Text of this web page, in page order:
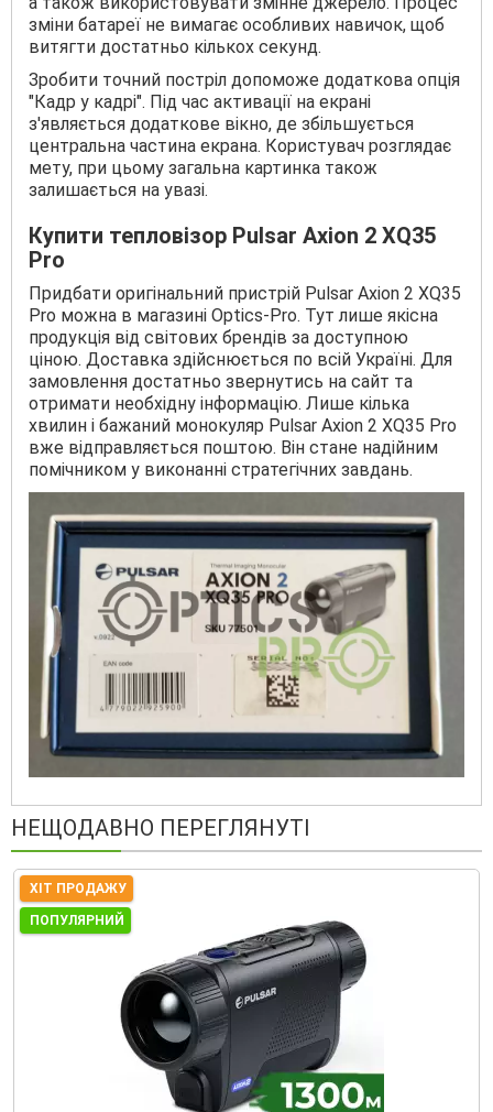
зміни батареї не вимагає особливих навичок, щоб
витягти достатньо кількох секунд.
Зробити точний постріл допоможе додаткова опція
"Кадр у кадрі". Під час активації на екрані
з'являється додаткове вікно, де збільшується
центральна частина екрана. Користувач розглядає
мету, при цьому загальна картинка також
залишається на увазі.
Купити тепловізор Pulsar Axion 2 XQ35
Pro
Придбати оригінальний пристрій Pulsar Axion 2 XQ35
Pro можна в магазині Optics-Pro. Тут лише якісна
продукція від світових брендів за доступною
ціною. Доставка здійснюється по всій Україні. Для
замовлення достатньо звернутись на сайт та
отримати необхідну інформацію. Лише кілька
хвилин і бажаний монокуляр Pulsar Axion 2 XQ35 Pro
вже відправляється поштою. Він стане надійним
помічником у виконанні стратегічних завдань.
НЕЩОДАВНО ПЕРЕГЛЯНУТІ
ХІТ ПРОДАЖУ
ПОПУЛЯРНИЙ